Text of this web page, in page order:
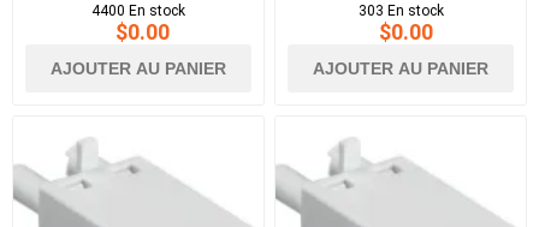
4400 En stock
$0.00
AJOUTER AU PANIER
303 En stock
$0.00
AJOUTER AU PANIER